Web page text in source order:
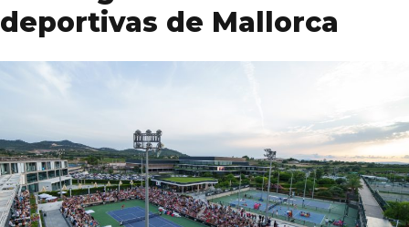
deportivas de Mallorca